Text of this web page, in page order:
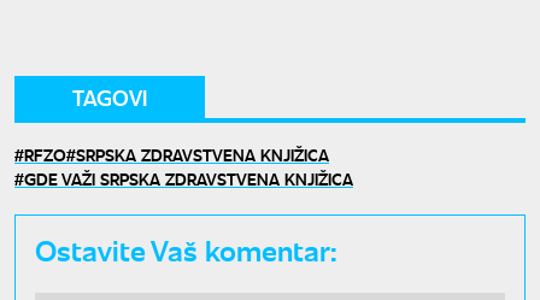
TAGOVI
RFZO SRPSKA ZDRAVSTVENA KNJIŽICA
GDE VAŽI SRPSKA ZDRAVSTVENA KNJIŽICA
Ostavite Vaš komentar: